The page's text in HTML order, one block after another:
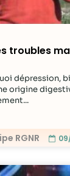
troubles
RGNR
dépression,
origine